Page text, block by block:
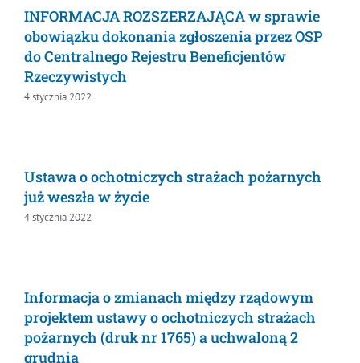
INFORMACJA ROZSZERZAJĄCA w sprawie
obowiązku dokonania zgłoszenia przez OSP
do Centralnego Rejestru Beneficjentów
Rzeczywistych
4 stycznia 2022
Ustawa o ochotniczych strażach pożarnych
już weszła w życie
4 stycznia 2022
Informacja o zmianach między rządowym
projektem ustawy o ochotniczych strażach
pożarnych (druk nr 1765) a uchwaloną 2
grudnia